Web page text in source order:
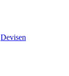
Devisen